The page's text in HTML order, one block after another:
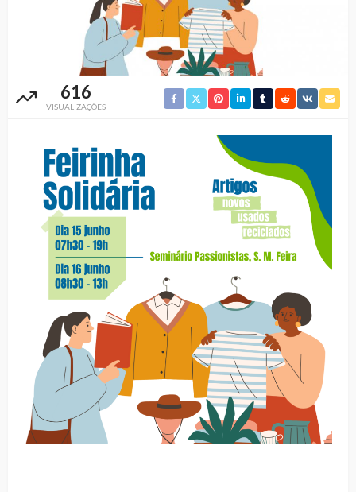
616
VISUALIZAÇÕES